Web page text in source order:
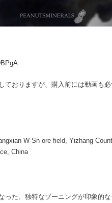
ておりますが、購入前には動画も必
W-Sn ore field, Yizhang
China
った、独特なゾーニングが印象的